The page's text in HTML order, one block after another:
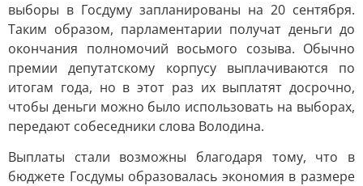
выборы в Госдуму запланированы на 20 сентября.
Таким образом, парламентарии получат деньги до
окончания полномочий восьмого созыва. Обычно
премии депутатскому корпусу выплачиваются по
итогам года, но в этот раз их выплатят досрочно,
чтобы деньги можно было использовать на выборах,
передают собеседники слова Володина.
Выплаты стали возможны благодаря тому, что в
бюджете Госдумы образовалась экономия в размере